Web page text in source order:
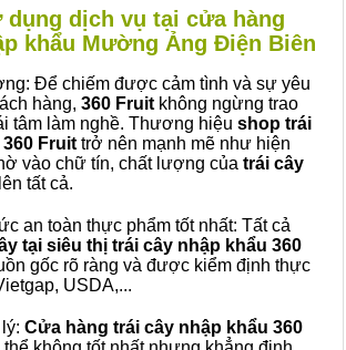
dịch vụ tại cửa hàng
khẩu Mường Ảng Điện Biên
Để chiếm được cảm tình và sự yêu
hàng, 360 Fruit không ngừng trao
tâm làm nghề. Thương hiệu shop trái
Fruit trở nên mạnh mẽ như hiện
vào chữ tín, chất lượng của trái cây
tất cả.
an toàn thực phẩm tốt nhất: Tất cả
tại siêu thị trái cây nhập khẩu 360
gốc rõ ràng và được kiểm định thực
USDA,...
Cửa hàng trái cây nhập khẩu 360